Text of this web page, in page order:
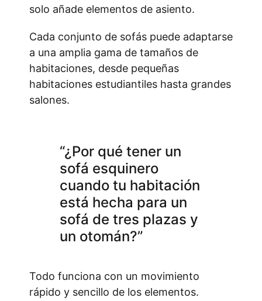
solo añade elementos de asiento.
Cada conjunto de sofás puede adaptarse
a una amplia gama de tamaños de
habitaciones, desde pequeñas
habitaciones estudiantiles hasta grandes
salones.
“¿Por qué tener un
sofá esquinero
cuando tu habitación
está hecha para un
sofá de tres plazas y
un otomán?”
Todo funciona con un movimiento
rápido y sencillo de los elementos.